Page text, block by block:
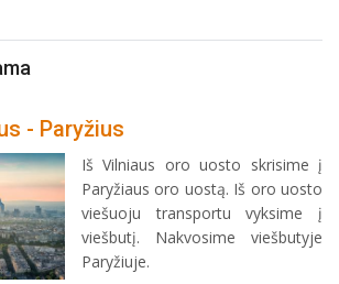
- Paryžius
Iš Vilniaus oro uosto skrisime į
Paryžiaus oro uostą. Iš oro uosto
viešuoju transportu vyksime į
viešbutį. Nakvosime viešbutyje
Paryžiuje.